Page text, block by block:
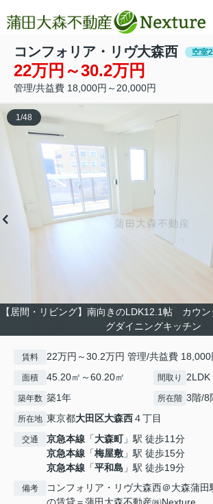
コンフォリア・リヴ大森西 空室2
22万円～30.2万円
管理/共益費 18,000円～20,000円
【居間・リビング】南向きのLDK12.1帖 カウ
グダイニングキッチン
1/48
賃料 22万円～30.2万円 管理/共益費
面積 45.20㎡～60.20㎡ 間取り 2LDK
築年数 築1年 所在階 3階/8
所在地 東京都大田区大森西４丁目
交通 京急本線 「大森町」駅 徒歩11分
京急本線 「梅屋敷 」駅 徒歩15分
京急本線 「平和島 」駅 徒歩19分
備考
コンフォリア・リヴ大森西＠大森蒲